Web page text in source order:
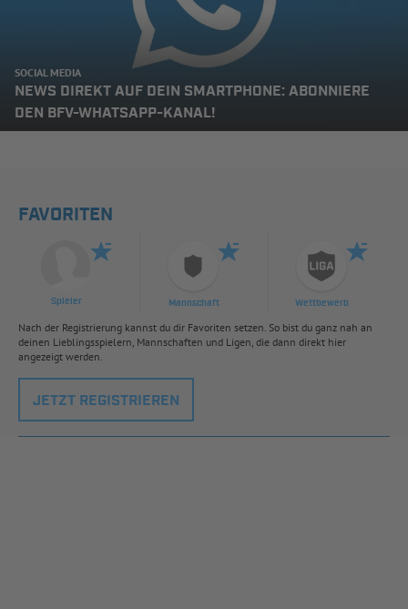
SOCIAL MEDIA
NEWS DIREKT AUF DEIN SMARTPHONE: ABONNIERE
DEN BFV-WHATSAPP-KANAL!
FAVORITEN
Spieler Mannschaft Wettbewerb
Nach der Registrierung kannst du dir Favoriten setzen. So bist du ganz nah an
deinen Lieblingsspielern, Mannschaften und Ligen, die dann direkt hier
angezeigt werden.
JETZT REGISTRIEREN